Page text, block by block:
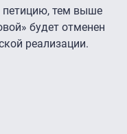
тем выше
будет отменен
реализации.